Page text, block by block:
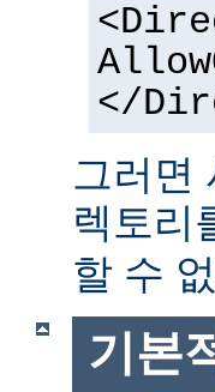
</
그러면
렉토리
할 수
기본